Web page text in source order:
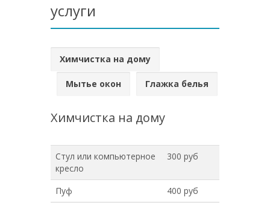
услуги
Химчистка на дому
Мытье окон Глажка белья
Химчистка на дому
Стул или компьютерное
кресло
300 руб
Пуф
400 руб